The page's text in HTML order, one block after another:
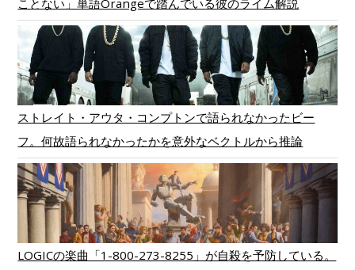
ことない」単語Orangeで踏んでいる彼のライム解説
ストレイト・アウタ・コンプトンで語られなかったビー
フ。何故語られなかったかを意外なベクトルから推論
LOGICの楽曲「1-800-273-8255」が自殺を予防している。